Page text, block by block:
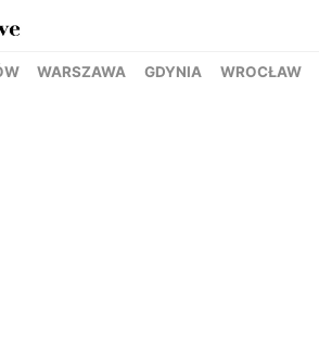
WARSZAWA GDYNIA WROCŁAW